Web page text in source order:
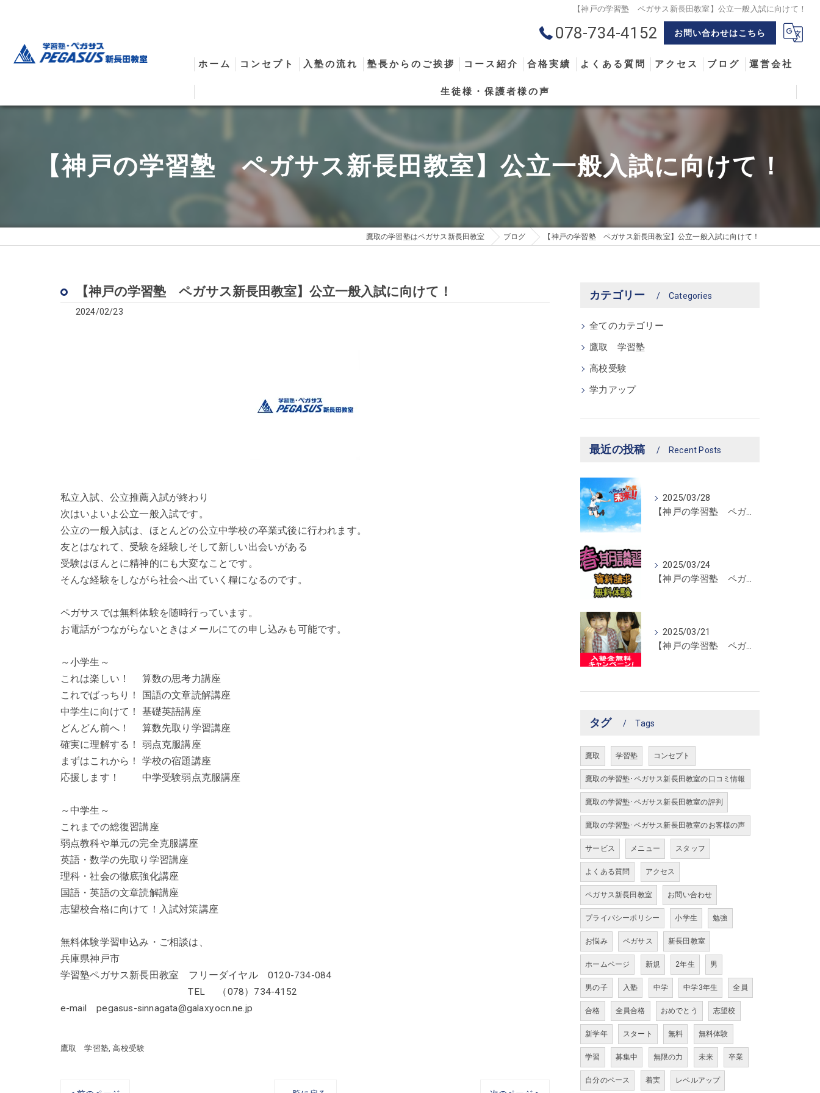
【神戸の学習塾 ペガサス新長田教室】公立一般入試に向けて！
078-734-4152 お問い合わせはこちら
ホーム コンセプト
安全メール
入塾の流れ 塾長からのご挨拶 コース紹介 合格実績 よくある質問 アクセス ブログ 運営会社
生徒様・保護者様の声
【神戸の学習塾 ペガサス新長田教室】公立一般入試に向けて！
鷹取の学習塾はペガサス新長田教室 ブログ 【神戸の学習塾 ペガサス新長田教室】公立一般入試に向けて！
【神戸の学習塾 ペガサス新長田教室】公立一般入試に向けて！
2024/02/23
私立入試、公立推薦入試が終わり
次はいよいよ公立一般入試です。
公立の一般入試は、ほとんどの公立中学校の卒業式後に行われます。
友とはなれて、受験を経験しそして新しい出会いがある
受験はほんとに精神的にも大変なことです。
そんな経験をしながら社会へ出ていく糧になるのです。
ペガサスでは無料体験を随時行っています。
お電話がつながらないときはメールにての申し込みも可能です。
～小学生～
これは楽しい！ 算数の思考力講座
これでばっちり！ 国語の文章読解講座
中学生に向けて！ 基礎英語講座
どんどん前へ！ 算数先取り学習講座
確実に理解する！ 弱点克服講座
まずはこれから！ 学校の宿題講座
応援します！ 中学受験弱点克服講座
～中学生～
これまでの総復習講座
弱点教科や単元の完全克服講座
英語・数学の先取り学習講座
理科・社会の徹底強化講座
国語・英語の文章読解講座
志望校合格に向けて！入試対策講座
無料体験学習申込み・ご相談は、
兵庫県神戸市
学習塾ペガサス新長田教室 フリーダイヤル 0120-734-084
TEL （078）734-4152
e-mail pegasus-sinnagata@galaxy.ocn.ne.jp
鷹取 学習塾 高校受験
カテゴリー Categories
全てのカテゴリー
鷹取 学習塾
高校受験
学力アップ
最近の投稿 Recent Posts
2025/03/28
【神戸の学習塾 ペガサス新長田教室】ペガサス学習スタイル！
2025/03/24
【神戸の学習塾 ペガサス新長田教室】春期講習開催！
2025/03/21
【神戸の学習塾 ペガサス新長田教室】入塾金無料キャンペーン！
タグ Tags
鷹取 学習塾 コンセプト
鷹取の学習塾･ペガサス新長田教室の口コミ情報
鷹取の学習塾･ペガサス新長田教室の評判
鷹取の学習塾･ペガサス新長田教室のお客様の声
サービス メニュー スタッフ
よくある質問 アクセス
ペガサス新長田教室 お問い合わせ
プライバシーポリシー 小学生 勉強
お悩み ペガサス 新長田教室
ホームページ 新規 2年生 男
男の子 入塾 中学 中学3年生 全員
合格 全員合格 おめでとう 志望校
新学年 スタート 無料 無料体験
学習 募集中 無限の力 未来 卒業
自分のペース 着実 レベルアップ